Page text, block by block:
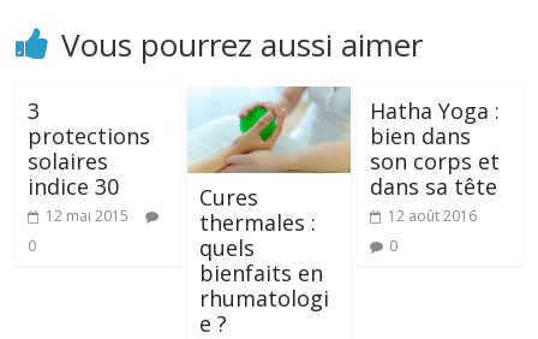
Vous pourrez aussi aimer
3
protections
solaires
indice 30
12 mai 2015
0
Cures
thermales :
quels
bienfaits en
rhumatologi
e ?
Hatha Yoga :
bien dans
son corps et
dans sa tête
12 août 2016
0